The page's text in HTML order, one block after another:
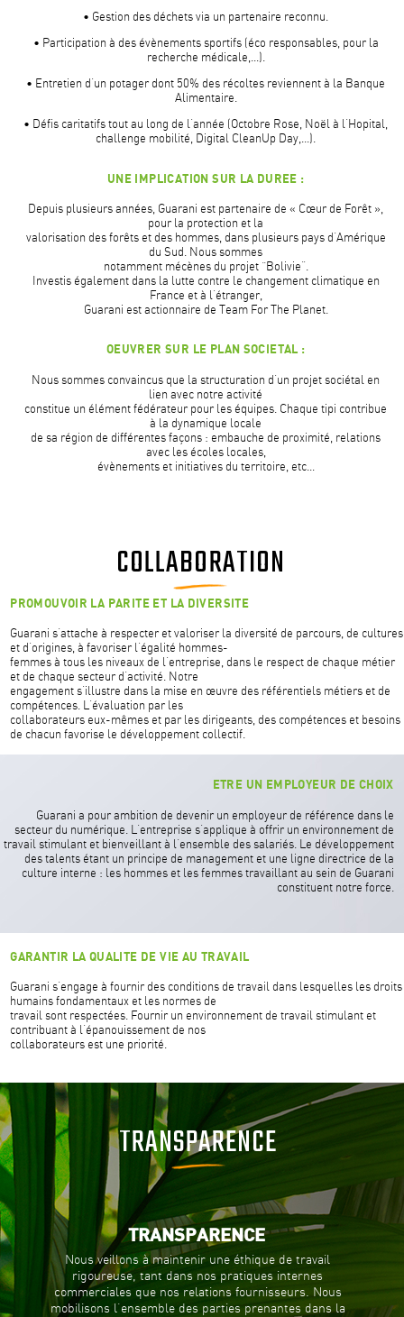
• Gestion des déchets via un partenaire reconnu.
• Participation à des évènements sportifs (éco responsables, pour la
recherche médicale,…).
• Entretien d’un potager dont 50% des récoltes reviennent à la Banque
Alimentaire.
• Défis caritatifs tout au long de l’année (Octobre Rose, Noël à l’Hopital,
challenge mobilité, Digital CleanUp Day,…).
UNE IMPLICATION SUR LA DUREE :
Depuis plusieurs années, Guarani est partenaire de « Cœur de Forêt »,
pour la protection et la
valorisation des forêts et des hommes, dans plusieurs pays d’Amérique
du Sud. Nous sommes
notamment mécènes du projet “Bolivie”.
Investis également dans la lutte contre le changement climatique en
France et à l’étranger,
Guarani est actionnaire de Team For The Planet.
OEUVRER SUR LE PLAN SOCIETAL :
Nous sommes convaincus que la structuration d’un projet sociétal en
lien avec notre activité
constitue un élément fédérateur pour les équipes. Chaque tipi contribue
à la dynamique locale
de sa région de différentes façons : embauche de proximité, relations
avec les écoles locales,
évènements et initiatives du territoire, etc…
COLLABORATION
PROMOUVOIR LA PARITE ET LA DIVERSITE
Guarani s’attache à respecter et valoriser la diversité de parcours, de cultures
et d’origines, à favoriser l’égalité hommes-
femmes à tous les niveaux de l’entreprise, dans le respect de chaque métier
et de chaque secteur d’activité. Notre
engagement s’illustre dans la mise en œuvre des référentiels métiers et de
compétences. L’évaluation par les
collaborateurs eux-mêmes et par les dirigeants, des compétences et besoins
de chacun favorise le développement collectif.
ETRE UN EMPLOYEUR DE CHOIX
Guarani a pour ambition de devenir un employeur de référence dans le
secteur du numérique. L’entreprise s’applique à offrir un environnement de
travail stimulant et bienveillant à l’ensemble des salariés. Le développement
des talents étant un principe de management et une ligne directrice de la
culture interne : les hommes et les femmes travaillant au sein de Guarani
constituent notre force.
GARANTIR LA QUALITE DE VIE AU TRAVAIL
Guarani s’engage à fournir des conditions de travail dans lesquelles les droits
humains fondamentaux et les normes de
travail sont respectées. Fournir un environnement de travail stimulant et
contribuant à l’épanouissement de nos
collaborateurs est une priorité.
TRANSPARENCE
TRANSPARENCE
Nous veillons à maintenir une éthique de travail
rigoureuse, tant dans nos pratiques internes
commerciales que nos relations fournisseurs. Nous
mobilisons l’ensemble des parties prenantes dans la